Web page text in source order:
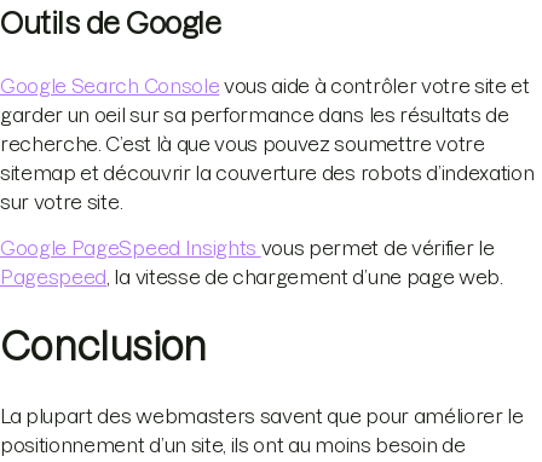
Outils de Google
Google Search Console vous aide à contrôler votre site et
garder un oeil sur sa performance dans les résultats de
recherche. C’est là que vous pouvez soumettre votre
sitemap et découvrir la couverture des robots d’indexation
sur votre site.
Google PageSpeed Insights vous permet de vérifier le
Pagespeed , la vitesse de chargement d’une page web.
Conclusion
La plupart des webmasters savent que pour améliorer le
positionnement d’un site, ils ont au moins besoin de